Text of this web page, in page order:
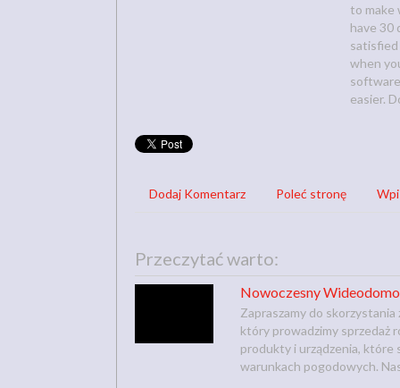
to make
have 30
when
easier.
Dodaj Komentarz Poleć stronę
Przeczytać warto:
Nowoczesny
Zapraszamy do
który prowadzimy sprzedaż
produkty i urządzenia,
warunkach pogodowych.